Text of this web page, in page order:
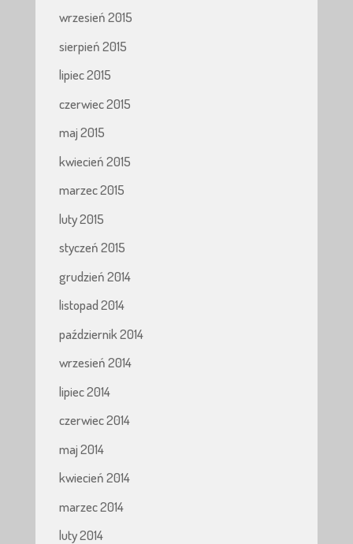
wrzesień 2015
sierpień 2015
lipiec 2015
czerwiec 2015
maj 2015
kwiecień 2015
marzec 2015
luty 2015
styczeń 2015
grudzień 2014
listopad 2014
październik 2014
wrzesień 2014
lipiec 2014
czerwiec 2014
maj 2014
kwiecień 2014
marzec 2014
luty 2014